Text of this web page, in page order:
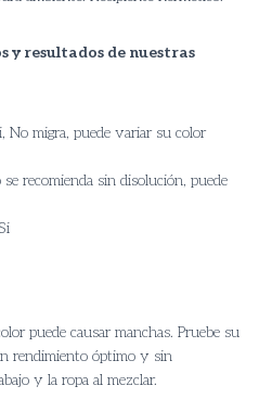
y resultados de nuestras
No migra, puede variar su color
recomienda sin disolución, puede
puede causar manchas. Pruebe su
rendimiento óptimo y sin
y la ropa al mezclar.